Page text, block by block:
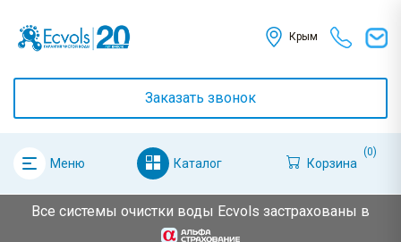
Крым
Заказать звонок
Меню Каталог Корзина
(0)
Все системы очистки воды Ecvols застрахованы в